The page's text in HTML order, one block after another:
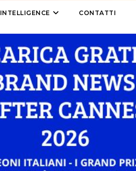
INTELLIGENCE CONTATTI